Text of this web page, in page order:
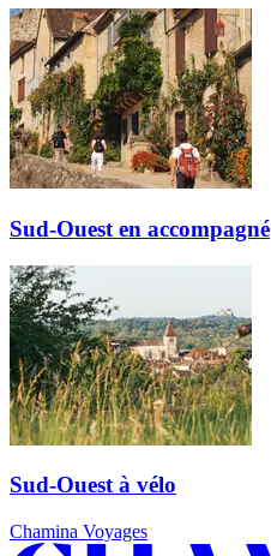
Sud-Ouest en accompagné
Sud-Ouest à vélo
Chamina Voyages